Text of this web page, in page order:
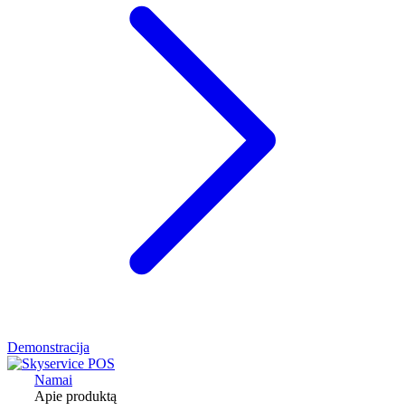
Demonstracija
Namai
Apie produktą